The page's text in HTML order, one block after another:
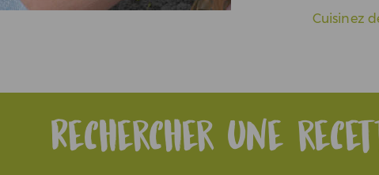
Cuisinez
Rechercher une